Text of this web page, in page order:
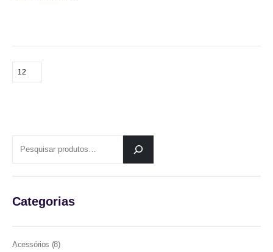
Categorias
Acessórios 88